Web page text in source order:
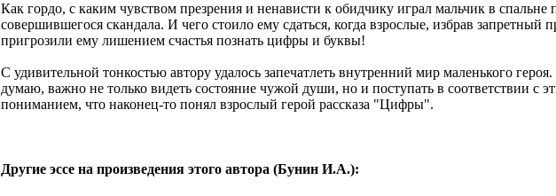
Как гордо, с каким чувством презрения и ненависти к обидчику играл мальчик в спальне
совершившегося скандала. И чего стоило ему сдаться, когда взрослые, избрав запретный
пригрозили ему лишением счастья познать цифры и буквы!
С удивительной тонкостью автору удалось запечатлеть внутренний мир маленького
думаю, важно не только видеть состояние чужой души, но и поступать в соответствии с
пониманием, что наконец-то понял взрослый герой рассказа "Цифры".
Другие эссе на произведения этого автора (Бунин И.А.):